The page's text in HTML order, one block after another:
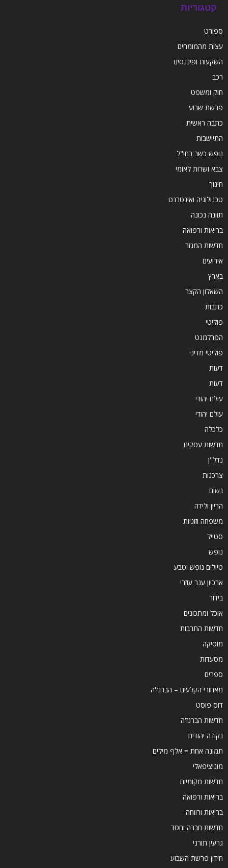
קטגוריות
ספורט
עצות מהמומחים
השקעות ופיננסים
רכב
חוק ומשפט
פרשת שבוע
כתבה ראשית
התיישבות
נופש כשר בחו"ל
צבא ושרות לאומי
חינוך
טכנולוגיה ואינטרנט
תזונה נכונה
בריאות ורפואה
חדשות המגזר
אירועים
בארץ
השאלון הקצר
כתבות
פוליטי
הפרלמנט
פוליטי מדיני
דעות
דעות
עולם יהודי
עולם יהודי
כלכלה
חדשות עסקים
נדל''ן
צרכנות
נשים
הריון ולידה
משפחה וזוגיות
סטייל
נופש
טיולים נופש וטבע
ארכיון ענר עוזרי
בידור
אוכל ומתכונים
חדשות התרבות
מוסיקה
מסעדות
ספרים
מאחורי הקלעים – הברנז'ה
דוס פוסט
חדשות הברנז'ה
נקודה יהודית
תמונה אחת = אלף מילים
מוניציפאלי
חדשות מקומיות
בריאות ורפואה
בריאות ורווחה
חדשות חברה וחסד
גרעין תורני
חידון פרשת השבוע